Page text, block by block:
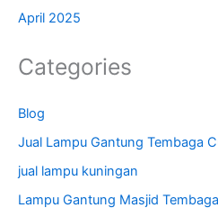
April 2025
Categories
Blog
Jual Lampu Gantung Tembaga
jual lampu kuningan
Lampu Gantung Masjid